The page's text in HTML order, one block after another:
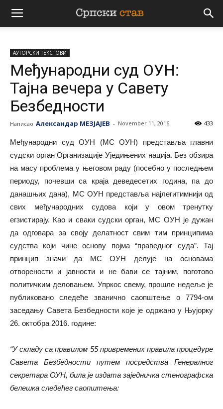
Српски
став
АУТОРСКИ ТЕКСТОВИ
Међународни суд ОУН:
Тајна вечера у Савету
Безбедности
Написао Александар МЕЗЈАЈЕВ - November 11, 2016 433
Међународни суд ОУН (МС ОУН) представља главни
судски орган Организације Уједињених нација. Без обзира
на масу проблема у његовом раду (посебно у последњем
периоду, почевши са краја деведесетих година, па до
данашњих дана), МС ОУН представља најлегитимнији од
свих међународних судова који у овом тренутку
егзистирају. Као и сваки судски орган, МС ОУН је дужан
да одговара за своју делатност свим тим принципима
судства који чине основу појма “праведног суда”. Тај
принцип значи да МС ОУН делује на основама
отворености и јавности и не бави се тајним, поготово
политичким деловањем. Упркос свему, прошле недеље је
публиковано следеће званично саопштење о 7794-ом
заседању Савета Безбедности које је одржано у Њујорку
26. октобра 2016. године:
“У складу са правилом 55 привремених правила процедуре
Савета Безбедности путем посредства Генералног
секретара ОУН, била је издата заједничка стенографска
белешка следећег саопштења: